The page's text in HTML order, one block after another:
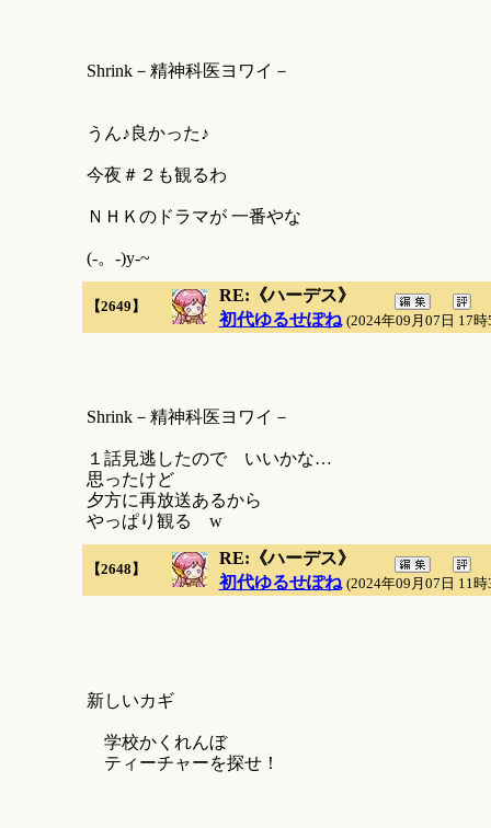
Shrink－精神科医ヨワイ－
うん♪良かった♪
今夜＃２も観るわ
ＮＨＫのドラマが 一番やな
(-。-)y-~
【2649】
RE:《ハーデス》
初代ゆるせぽね (2024年09月07日 17時
Shrink－精神科医ヨワイ－
１話見逃したので いいかな…
思ったけど
夕方に再放送あるから
やっぱり観る w
【2648】
RE:《ハーデス》
初代ゆるせぽね (2024年09月07日 11時
新しいカギ
学校かくれんぼ
ティーチャーを探せ！